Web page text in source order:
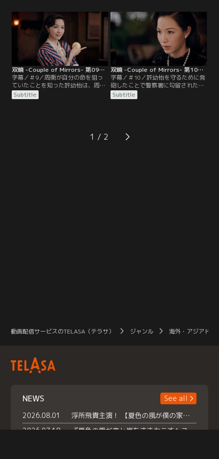
双鏡 -Couple of Mirrors- 第09話／字幕
字幕／＃9／周衡が自分の命を狙っ
ていたことを知った許幼怡は、周家
から離れ、厳微の写真館で暮らすこ
とに。殺風景だった厳微の家は明る
Subtitle
双鏡 -Couple of Mirrors- 第10話／字幕
字幕／＃10／許幼怡を守るために発
砲したことで警察署に勾留された厳
微。姜斌は厳微が張晩殺害の犯人だ
と疑うも、証拠はない。そこに犯人
Subtitle
1
動画配信サービスのTELASA（テラサ） ジャンル 海外・アジアドラ
NEWS
See all
2026.08.01
浮所飛貴主演！ 【夏色の風が僕の家にやってきた】 本日よりテラサで独占配信スタート！
2026.07.18
『夏色の雲が恋と嵐をまきおこす』スペシャルメイキング 【Part1】2026年７月18日（土）23時30分～配信スタート！話題のシーンの裏側を大公開！豪華キャスト大集合！ 『武宮家 真夏の家族会議』開催！